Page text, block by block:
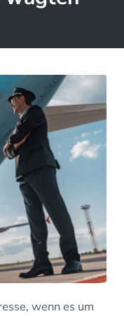
wenn es um